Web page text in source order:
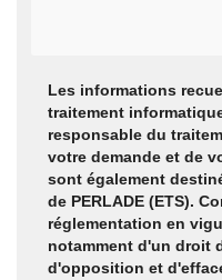
Les informations
traitement
responsable du
votre demande et de
sont également
de PERLADE (ETS).
réglementation en
notamment d'un droit
d'opposition et